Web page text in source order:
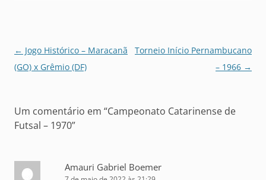
Navegação
de
← Jogo Histórico – Maracanã
(GO) x Grêmio (DF)
Torneio Início Pernambucano
– 1966 →
Um comentário em “Campeonato Catarinense de
Futsal – 1970”
Amauri Gabriel Boemer